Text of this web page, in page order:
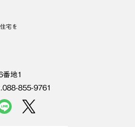
宅を
番地1
855-9761